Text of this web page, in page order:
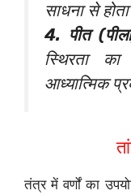
साधना से
4. पीत
स्थिरता
आध्यात्मिक
तंत्र में वर्णों का